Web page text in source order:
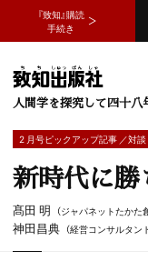
『致知』購読
手続き
人間学を探究して四十八
2 月号ピックアップ記事 ／対談
新時代に
髙田 明 （ジャパネットたかた
神田昌典 （経営コンサルタ